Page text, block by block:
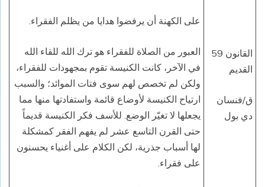
القانون 59
القديم
ق/فنسان
دي بول
على الكهنة أن يرفضوا هدايا من يظلم الفقراء.
العبور من الصلاة للفقراء هو ترك الله للقاء الله
في الآخر، كانت الكنيسة تقوم بمجهودات للفقراء،
ولكن لم تخصص لهم سوى فتات الموائد؛ والسبب
ارتياح الكنيسة لأوضاع قائمة واستفادتها منها مما
يجعلها لا تغيّر الوضع. للأسف فكر الكنيسة قديماً
حتى القرن التاسع عشر لم يفهم الفقر كمشكلة
لها أسباب جذرية، لكن الكلام على أغنياء يحسنون
على فقراء.